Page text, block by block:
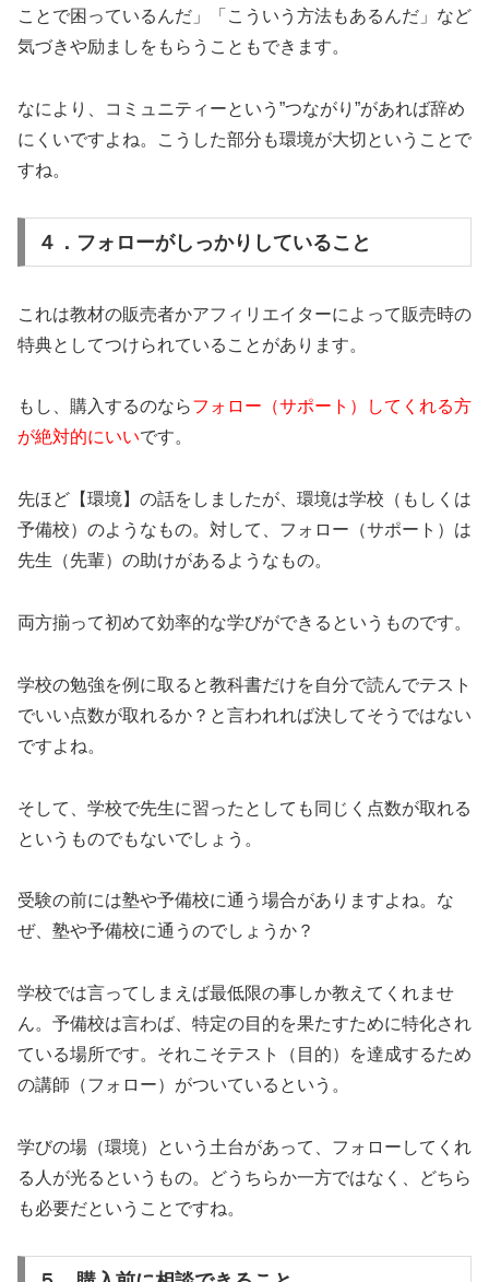
ことで困っているんだ」「こういう方法もあるんだ」など
気づきや励ましをもらうこともできます。
なにより、コミュニティーという”つながり”があれば辞め
にくいですよね。こうした部分も環境が大切ということで
すね。
４．フォローがしっかりしていること
これは教材の販売者かアフィリエイターによって販売時の
特典としてつけられていることがあります。
もし、購入するのならフォロー （サポート ）してくれる方
が絶対的にいいです。
先ほど【環境】の話をしましたが、環境は学校（もしくは
予備校）のようなもの。対して、フォロー（サポート）は
先生（先輩）の助けがあるようなもの。
両方揃って初めて効率的な学びができるというものです。
学校の勉強を例に取ると教科書だけを自分で読んでテスト
でいい点数が取れるか？と言われれば決してそうではない
ですよね。
そして、学校で先生に習ったとしても同じく点数が取れる
というものでもないでしょう。
受験の前には塾や予備校に通う場合がありますよね。な
ぜ、塾や予備校に通うのでしょうか？
学校では言ってしまえば最低限の事しか教えてくれませ
ん。予備校は言わば、特定の目的を果たすために特化され
ている場所です。それこそテスト（目的）を達成するため
の講師（フォロー）がついているという。
学びの場（環境）という土台があって、フォローしてくれ
る人が光るというもの。どうちらか一方ではなく、どちら
も必要だということですね。